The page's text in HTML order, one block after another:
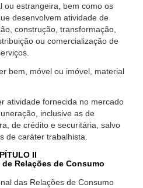
ou estrangeira, bem como os
desenvolvem atividade de
construção, transformação,
ou comercialização de
bem, móvel ou imóvel, material
atividade fornecida no mercado
inclusive as de
de crédito e securitária, salvo
de caráter trabalhista.
II
Relações de Consumo
das Relações de Consumo